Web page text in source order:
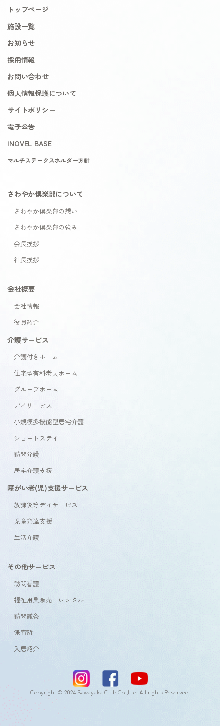
トップページ
施設一覧
お知らせ
採用情報
お問い合わせ
個人情報保護について
サイトポリシー
電子公告
INOVEL BASE
マルチステークスホルダー方針
さわやか倶楽部について
さわやか倶楽部の想い
さわやか倶楽部の強み
会長挨拶
社長挨拶
会社概要
会社情報
役員紹介
介護サービス
介護付きホーム
住宅型有料老人ホーム
グループホーム
デイサービス
小規模多機能型居宅介護
ショートステイ
訪問介護
居宅介護支援
障がい者(児)支援サービス
放課後等デイサービス
児童発達支援
生活介護
その他サービス
訪問看護
福祉用具販売・レンタル
訪問鍼灸
保育所
入居紹介
Copyright © 2024 Sawayaka Club Co.,Ltd. All rights Reserved.